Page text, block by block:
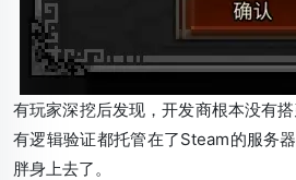
有玩家深挖后发现，开发商根本没有
有逻辑验证都托管在了Steam的服务
胖身上去了。